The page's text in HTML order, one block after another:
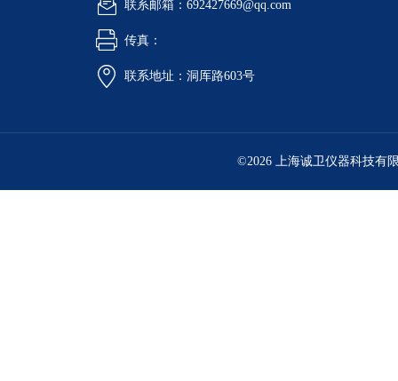
联系邮箱：692427669@qq.com
传真：
联系地址：洞厍路603号
©2026 上海诚卫仪器科技有